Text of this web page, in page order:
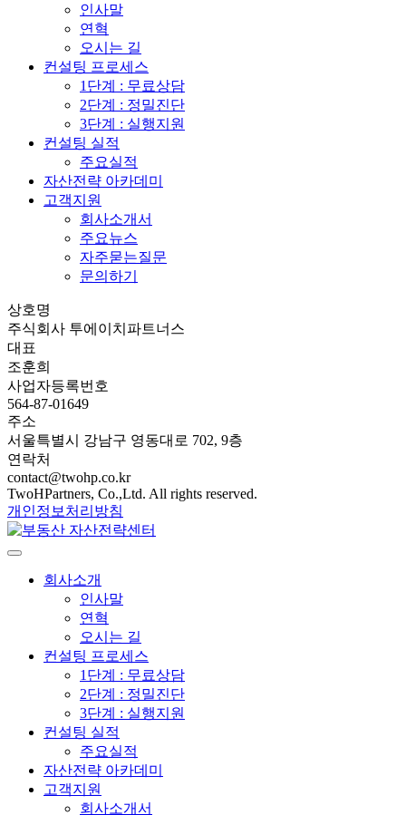
인사말
연혁
오시는 길
컨설팅 프로세스
1단계 : 무료상담
2단계 : 정밀진단
3단계 : 실행지원
컨설팅 실적
주요실적
자산전략 아카데미
고객지원
회사소개서
주요뉴스
자주묻는질문
문의하기
상호명
주식회사 투에이치파트너스
대표
조훈희
사업자등록번호
564-87-01649
주소
서울특별시 강남구 영동대로 702, 9층
연락처
contact@twohp.co.kr
TwoHPartners, Co.,Ltd. All rights reserved.
개인정보처리방침
회사소개
인사말
연혁
오시는 길
컨설팅 프로세스
1단계 : 무료상담
2단계 : 정밀진단
3단계 : 실행지원
컨설팅 실적
주요실적
자산전략 아카데미
고객지원
회사소개서